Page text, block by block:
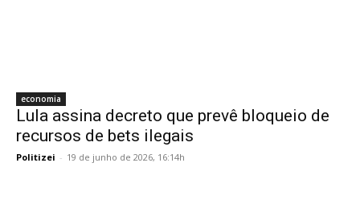
economia
Lula assina decreto que prevê bloqueio de
recursos de bets ilegais
Politizei - 19 de junho de 2026, 16:14h